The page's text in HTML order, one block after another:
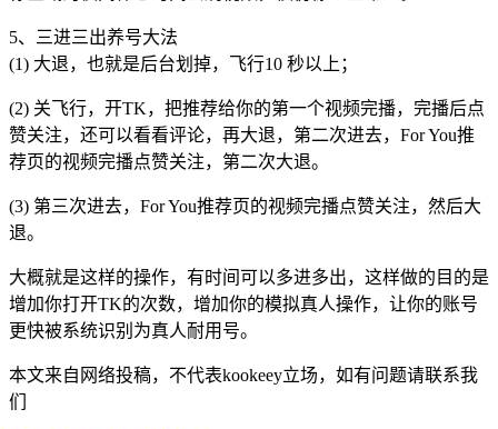
5、三进三出养号大法
(1) 大退，也就是后台划掉，飞行10 秒以上；
(2) 关飞行，开TK，把推荐给你的第一个视频完播，完播后点
赞关注，还可以看看评论，再大退，第二次进去，For You推
荐页的视频完播点赞关注，第二次大退。
(3) 第三次进去，For You推荐页的视频完播点赞关注，然后大
退。
大概就是这样的操作，有时间可以多进多出，这样做的目的是
增加你打开TK的次数，增加你的模拟真人操作，让你的账号
更快被系统识别为真人耐用号。
本文来自网络投稿，不代表kookeey立场，如有问题请联系我
们